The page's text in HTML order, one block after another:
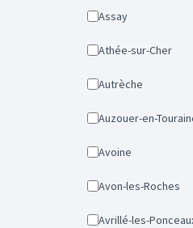
Assay
Athée-sur-Cher
Autrèche
Auzouer-en-
Avoine
Avon-les-Roches
Avrillé-les-